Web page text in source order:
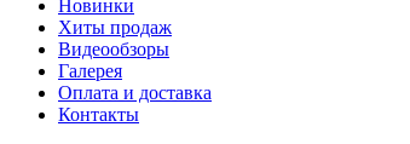
Новинки
Хиты продаж
Видеообзоры
Галерея
Оплата и доставка
Контакты